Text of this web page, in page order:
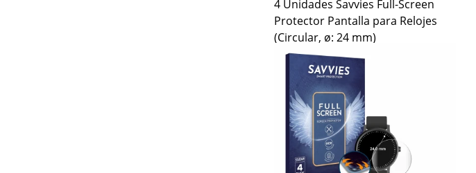
4 Unidades Savvies Full-Screen
Protector Pantalla para Relojes
(Circular, ø: 24 mm)